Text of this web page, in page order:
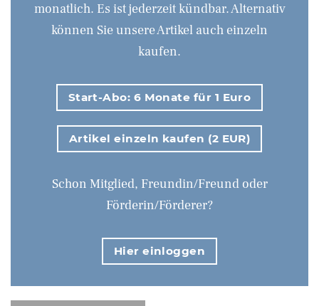
monatlich. Es ist jederzeit kündbar. Alternativ
können Sie unsere Artikel auch einzeln
kaufen.
Start-Abo: 6 Monate für 1 Euro
Artikel einzeln kaufen (2 EUR)
Schon Mitglied, Freundin/Freund oder
Förderin/Förderer?
Hier einloggen